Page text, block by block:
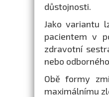
důstojnosti.
Jako variantu
pacientem v
zdravotní
nebo
Obě formy
maximálnímu